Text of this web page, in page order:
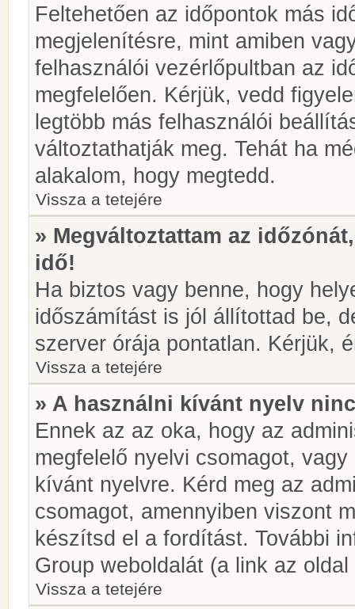
Feltehetően az időpontok más
megjelenítésre, mint amiben
felhasználói vezérlőpultban az
megfelelően. Kérjük, vedd
legtöbb más felhasználói
változtathatják meg. Tehát ha
alakalom, hogy megtedd.
Vissza a tetejére
» Megváltoztattam az
idő!
Ha biztos vagy benne, hogy
időszámítást is jól állítottad be,
szerver órája pontatlan. Kérjük,
Vissza a tetejére
» A használni kívánt nyelv
Ennek az az oka, hogy az
megfelelő nyelvi csomagot,
kívánt nyelvre. Kérd meg az
csomagot, amennyiben viszont
készítsd el a fordítást. További
Group weboldalát (a link az
Vissza a tetejére